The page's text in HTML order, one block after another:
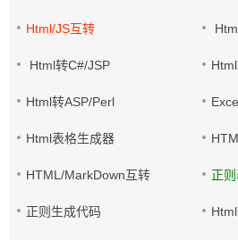
Html/JS互转
Html转C#/JSP
Html转ASP/Perl
Html表格生成器
HTML/MarkDown互转 正
正则生成代码